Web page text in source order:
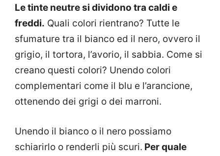
Le tinte neutre si dividono tra caldi e
freddi. Quali colori rientrano? Tutte le
sfumature tra il bianco ed il nero, ovvero il
grigio, il tortora, l’avorio, il sabbia. Come si
creano questi colori? Unendo colori
complementari come il blu e l’arancione,
ottenendo dei grigi o dei marroni.
Unendo il bianco o il nero possiamo
schiarirlo o renderli più scuri. Per quale